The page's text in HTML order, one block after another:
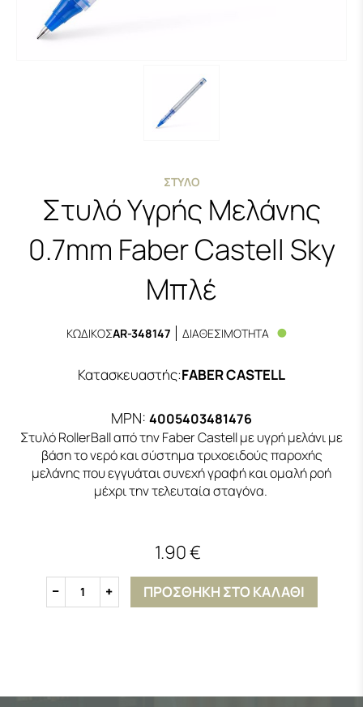
ΣΤΥΛΌ
Στυλό Υγρής Μελάνης
0.7mm Faber Castell Sky
Μπλέ
ΚΩΔΙΚΟΣAR-348147 ΔΙΑΘΕΣΙΜΟΤΗΤΑ
Κατασκευαστής:FABER CASTELL
MPN: 4005403481476
Στυλό RollerBall από την Faber Castell με υγρή μελάνι με
βάση το νερό και σύστημα τριχοειδούς παροχής
μελάνης που εγγυάται συνεχή γραφή και ομαλή ροή
μέχρι την τελευταία σταγόνα.
1.90 €
1 ΠΡΟΣΘΗΚΗ ΣΤΟ ΚΑΛΑΘΙ